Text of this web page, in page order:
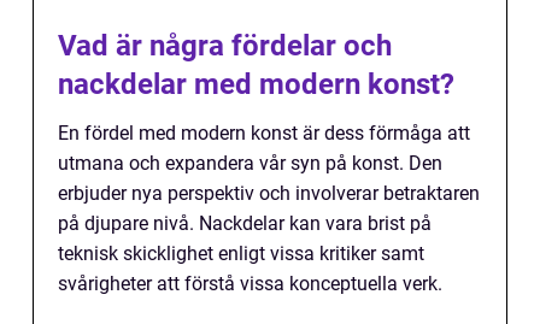
Vad är några fördelar och
nackdelar med modern konst?
En fördel med modern konst är dess förmåga att
utmana och expandera vår syn på konst. Den
erbjuder nya perspektiv och involverar betraktaren
på djupare nivå. Nackdelar kan vara brist på
teknisk skicklighet enligt vissa kritiker samt
svårigheter att förstå vissa konceptuella verk.